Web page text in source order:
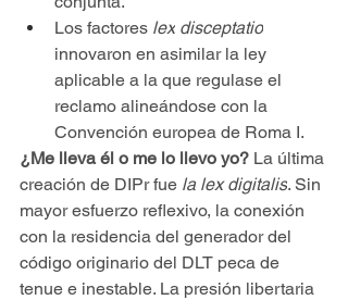
Los factores lex disceptatio
innovaron en asimilar la ley
aplicable a la que regulase el
reclamo alineándose con la
Convención europea de Roma I.
¿Me lleva él o me lo llevo yo? La última
creación de DIPr fue la lex digitalis. Sin
mayor esfuerzo reflexivo, la conexión
con la residencia del generador del
código originario del DLT peca de
tenue e inestable. La presión libertaria